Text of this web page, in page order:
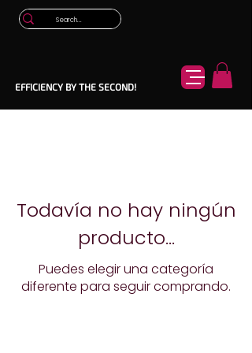
EFFICIENCY BY THE SECOND!
Todavía no hay ningún
producto...
Puedes elegir una categoría
diferente para seguir comprando.